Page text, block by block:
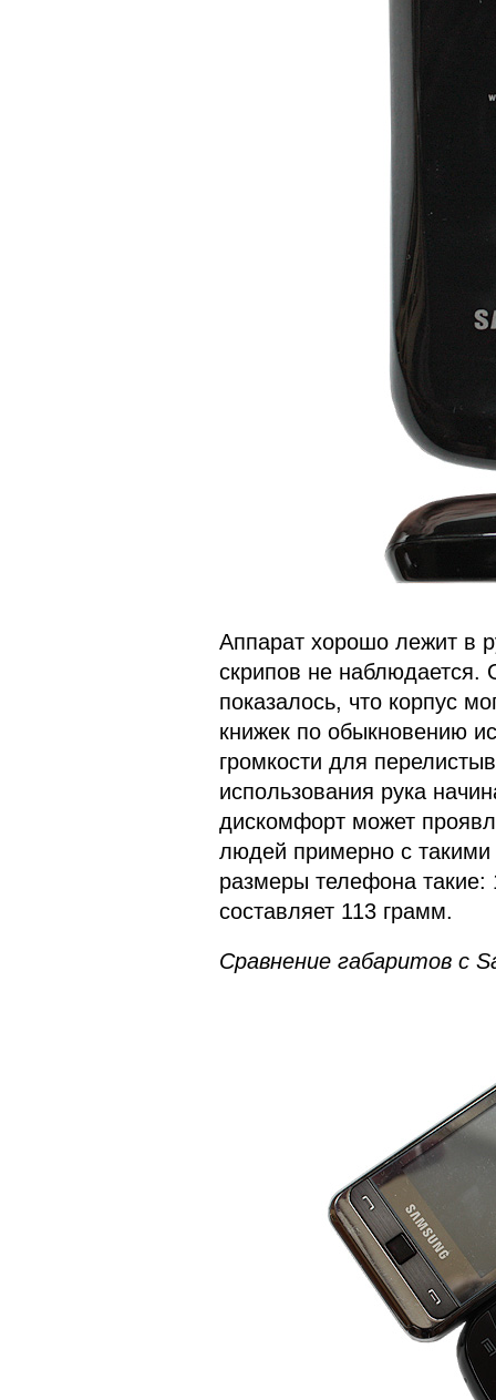
Аппарат хорошо лежит в
скрипов не наблюдается.
показалось, что корпус
книжек по обыкновению
громкости для
использования рука
дискомфорт может
людей примерно с
размеры телефона
составляет 113 грамм.
Сравнение габаритов с